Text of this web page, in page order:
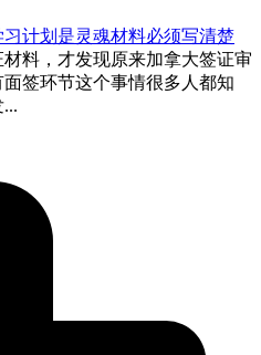
计划是灵魂材料必须写清楚
料，才发现原来加拿大签证审
签环节这个事情很多人都知